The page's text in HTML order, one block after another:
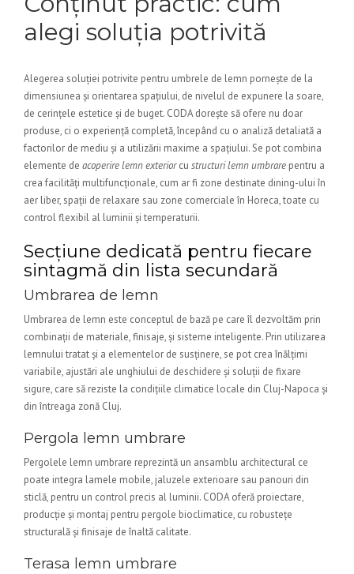
alegi soluția potrivită
Alegerea soluției potrivite pentru umbrele de lemn pornește de la
dimensiunea și orientarea spațiului, de nivelul de expunere la soare,
de cerințele estetice și de buget. CODA dorește să ofere nu doar
produse, ci o experiență completă, începând cu o analiză detaliată a
factorilor de mediu și a utilizării maxime a spațiului. Se pot combina
elemente de acoperire lemn exteriorcu structuri lemn umbrare pentru a
crea facilități multifuncționale, cum ar fi zone destinate dining-ului în
aer liber, spații de relaxare sau zone comerciale în Horeca, toate cu
control flexibil al luminii și temperaturii.
Secțiune dedicată pentru fiecare
sintagmă din lista secundară
Umbrarea de lemn
Umbrarea de lemn este conceptul de bază pe care îl dezvoltăm prin
combinații de materiale, finisaje, și sisteme inteligente. Prin utilizarea
lemnului tratat și a elementelor de susținere, se pot crea înălțimi
variabile, ajustări ale unghiului de deschidere și soluții de fixare
sigure, care să reziste la condițiile climatice locale din Cluj-Napoca și
din întreaga zonă Cluj.
Pergola lemn umbrare
Pergolele lemn umbrare reprezintă un ansamblu architectural ce
poate integra lamele mobile, jaluzele exterioare sau panouri din
sticlă, pentru un control precis al luminii. CODA oferă proiectare,
producție și montaj pentru pergole bioclimatice, cu robustețe
structurală și finisaje de înaltă calitate.
Terasa lemn umbrare